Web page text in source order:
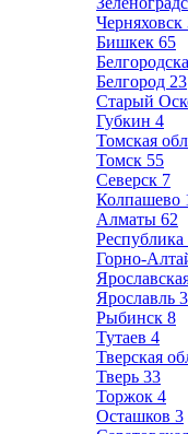
Черняховск
Бишкек 65
Белгород 23
Старый
Губкин 4
Томская
Томск 55
Северск 7
Колпашево
Алматы 62
Горно-
Ярославль
Рыбинск 8
Тутаев 4
Тверская
Тверь 33
Торжок 4
Осташков 3